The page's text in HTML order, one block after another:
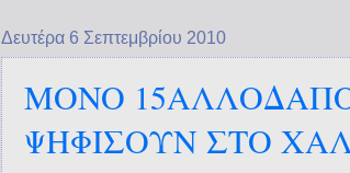
Δευτέρα 6 Σεπτεμβρίου 2010
MONO
ΨΗΦΙΣΟΥΝ ΣΤΟ